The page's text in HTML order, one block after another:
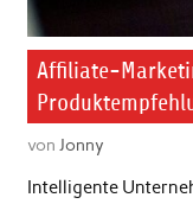
Affiliate-
von Jonny
Intelligente